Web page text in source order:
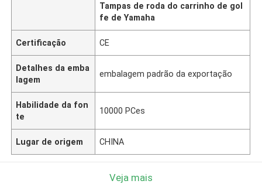
Tampas de roda do carrinho de gol
fe de Yamaha
Certificação CE
Detalhes da emba
lagem
embalagem padrão da exportação
Habilidade da fon
te
10000 PCes
Lugar de origem CHINA
Veja mais